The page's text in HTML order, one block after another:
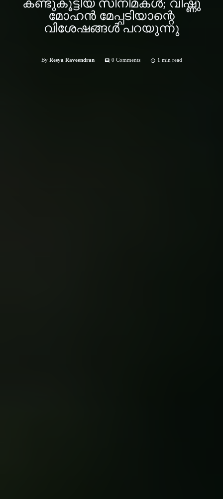
കണ്ടുകൂട്ടിയ സിനിമകള്‍; വിഷ്ണു
മോഹന്‍ മേപ്പടിയാന്റെ
വിശേഷങ്ങള്‍ പറയുന്നു
By Resya Raveendran comment 0 Comments access_time 1 min read